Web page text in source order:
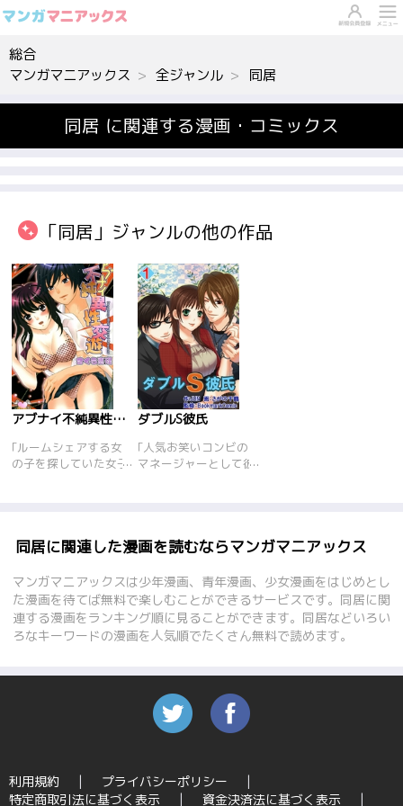
総合
マンガマニアックス
全ジャンル 同居
同居 に関連する漫画・コミックス
「同居」ジャンルの他の作品
アブナイ不純異性交遊
｢ルームシェアする女
の子を探していた女子
のない蛍を、一晩だけ
のだが…。何とその
夜、酔った蛍に恋人と
間違われ、Hしてしま
った! しかも翌日、蛍
が自分の高校に赴任し
担任になることが判明
ダブルS彼氏
｢人気お笑いコンビの
マネージャーとして彼
…が、しかし!!中身
すると超Hなお仕置き
が待っていて…!?ノー
パン、バイブ責め…H
な調教生活!!しかも、2
人分のお仕置きは、H
以上…!!-ドSな玲司･明
×新人マネージャー希
のHでアブナイ三角関
係…!!
同居に関連した漫画を読むならマンガマニアックス
マンガマニアックスは少年漫画、青年漫画、少女漫画をはじめとし
た漫画を待てば無料で楽しむことができるサービスです。同居に関
連する漫画をランキング順に見ることができます。同居などいろい
ろなキーワードの漫画を人気順でたくさん無料で読めます。
利用規約
プライバシーポリシー
特定商取引法に基づく表示
資金決済法に基づく表示